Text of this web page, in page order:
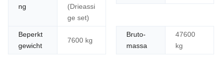
ng
(Drieassi
ge set)
Beperkt
gewicht
7600 kg
Bruto-
massa
47600
kg